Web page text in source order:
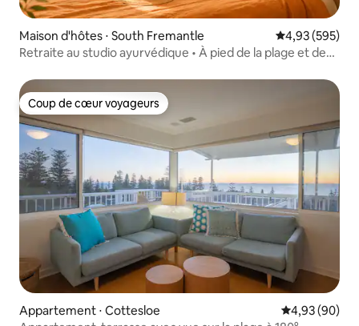
Maison d'hôtes ⋅ South Fremantle Évaluation
4,93 (595)
Retraite au studio ayurvédique • À pied de la plage et des
Coup de cœur voyageurs
Coup de cœur voyageurs
Appartement ⋅ Cottesloe Évaluation
4,93 (90)